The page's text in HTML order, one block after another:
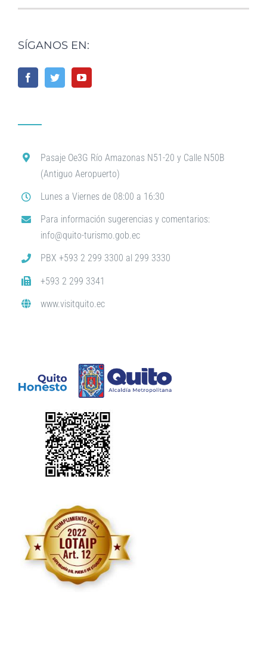
SÍGANOS EN:
Pasaje Oe3G Río Amazonas N51-20 y Calle N50B
(Antiguo Aeropuerto)
Lunes a Viernes de 08:00 a 16:30
Para información sugerencias y comentarios:
info@quito-turismo.gob.ec
PBX +593 2 299 3300 al 299 3330
+593 2 299 3341
www.visitquito.ec